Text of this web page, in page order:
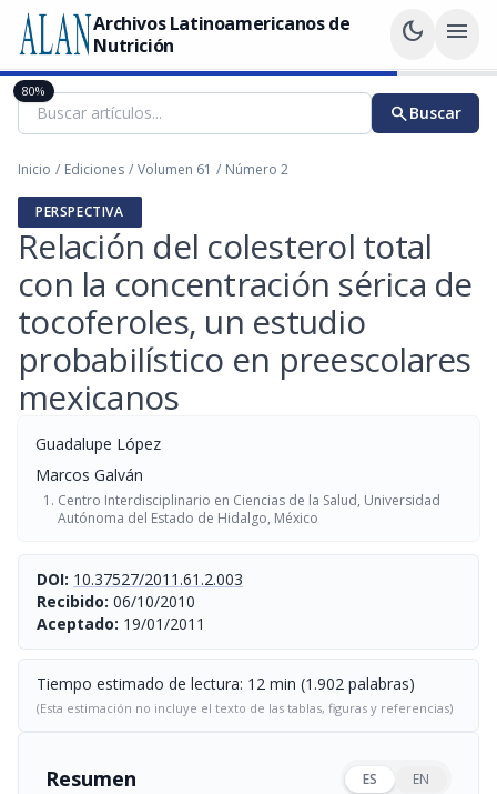
Archivos Latinoamericanos de
Nutrición
dark_mode menu
searchBuscar
Inicio / Ediciones / Volumen 61 / Número 2
PERSPECTIVA
Relación del colesterol total
con la concentración sérica de
tocoferoles, un estudio
probabilístico en preescolares
mexicanos
Guadalupe López
Marcos Galván
Centro Interdisciplinario en Ciencias de la Salud, Universidad
Autónoma del Estado de Hidalgo, México
DOI: 10.37527/2011.61.2.003
Recibido: 06/10/2010
Aceptado: 19/01/2011
Tiempo estimado de lectura: 12 min (1.902 palabras)
(Esta estimación no incluye el texto de las tablas, figuras y referencias)
Resumen ES EN
80%